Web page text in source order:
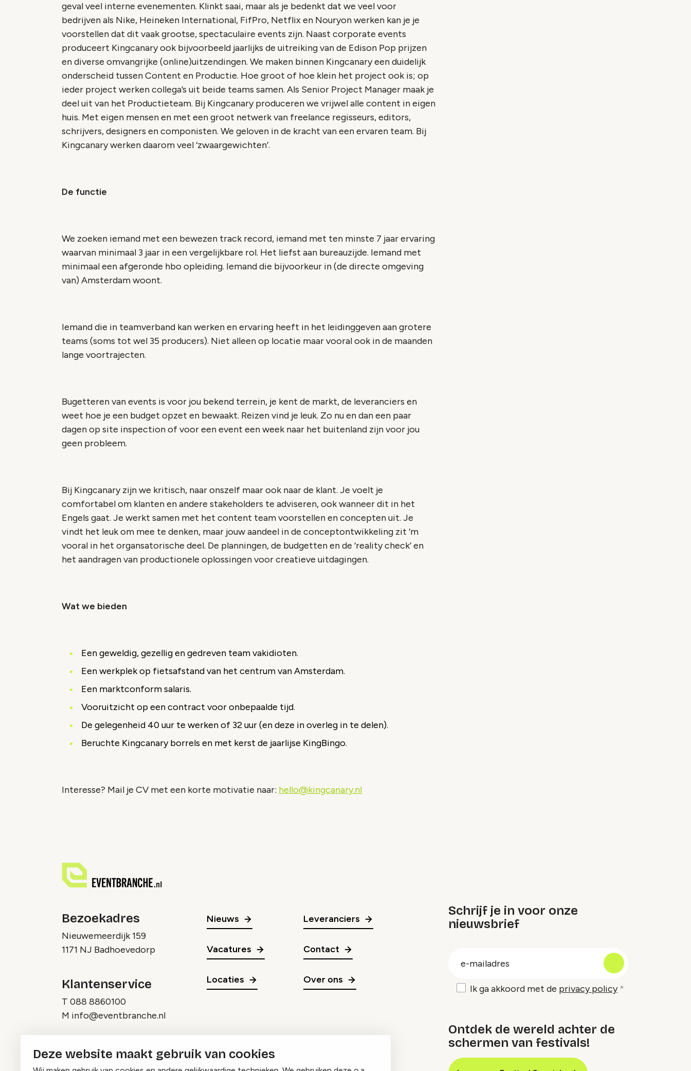
Deze website maakt gebruik van cookies
geval veel interne evenementen. Klinkt saai, maar als je bedenkt dat we veel voor
bedrijven als Nike, Heineken International, FifPro, Netflix en Nouryon werken kan je je
voorstellen dat dit vaak grootse, spectaculaire events zijn. Naast corporate events
produceert Kingcanary ook bijvoorbeeld jaarlijks de uitreiking van de Edison Pop prijzen
en diverse omvangrijke (online)uitzendingen. We maken binnen Kingcanary een duidelijk
onderscheid tussen Content en Productie. Hoe groot of hoe klein het project ook is; op
ieder project werken collega’s uit beide teams samen. Als Senior Project Manager maak je
deel uit van het Productieteam. Bij Kingcanary produceren we vrijwel alle content in eigen
huis. Met eigen mensen en met een groot netwerk van freelance regisseurs, editors,
schrijvers, designers en componisten. We geloven in de kracht van een ervaren team. Bij
Kingcanary werken daarom veel ‘zwaargewichten’.
De functie
We zoeken iemand met een bewezen track record, iemand met ten minste 7 jaar ervaring
waarvan minimaal 3 jaar in een vergelijkbare rol. Het liefst aan bureauzijde. Iemand met
minimaal een afgeronde hbo opleiding. Iemand die bijvoorkeur in (de directe omgeving
van) Amsterdam woont.
Iemand die in teamverband kan werken en ervaring heeft in het leidinggeven aan grotere
teams (soms tot wel 35 producers). Niet alleen op locatie maar vooral ook in de maanden
lange voortrajecten.
Bugetteren van events is voor jou bekend terrein, je kent de markt, de leveranciers en
weet hoe je een budget opzet en bewaakt. Reizen vind je leuk. Zo nu en dan een paar
dagen op site inspection of voor een event een week naar het buitenland zijn voor jou
geen probleem.
Bij Kingcanary zijn we kritisch, naar onszelf maar ook naar de klant. Je voelt je
comfortabel om klanten en andere stakeholders te adviseren, ook wanneer dit in het
Engels gaat. Je werkt samen met het content team voorstellen en concepten uit. Je
vindt het leuk om mee te denken, maar jouw aandeel in de conceptontwikkeling zit ‘m
vooral in het organsatorische deel. De planningen, de budgetten en de ‘reality check’ en
het aandragen van productionele oplossingen voor creatieve uitdagingen.
Wat we bieden
Een geweldig, gezellig en gedreven team vakidioten.
Een werkplek op fietsafstand van het centrum van Amsterdam.
Een marktconform salaris.
Vooruitzicht op een contract voor onbepaalde tijd.
De gelegenheid 40 uur te werken of 32 uur (en deze in overleg in te delen).
Beruchte Kingcanary borrels en met kerst de jaarlijse KingBingo.
Interesse? Mail je CV met een korte motivatie naar: hello@kingcanary.nl
Bezoekadres
Nieuwemeerdijk 159
1171 NJ Badhoevedorp
Klantenservice
T 088 8860100
M info@eventbranche.nl
Nieuws
Vacatures
Locaties
Leveranciers
Contact
Over ons
Schrijf je in voor onze
nieuwsbrief
Ik ga akkoord met de privacy policy
Ontdek de wereld achter de
schermen van festivals!